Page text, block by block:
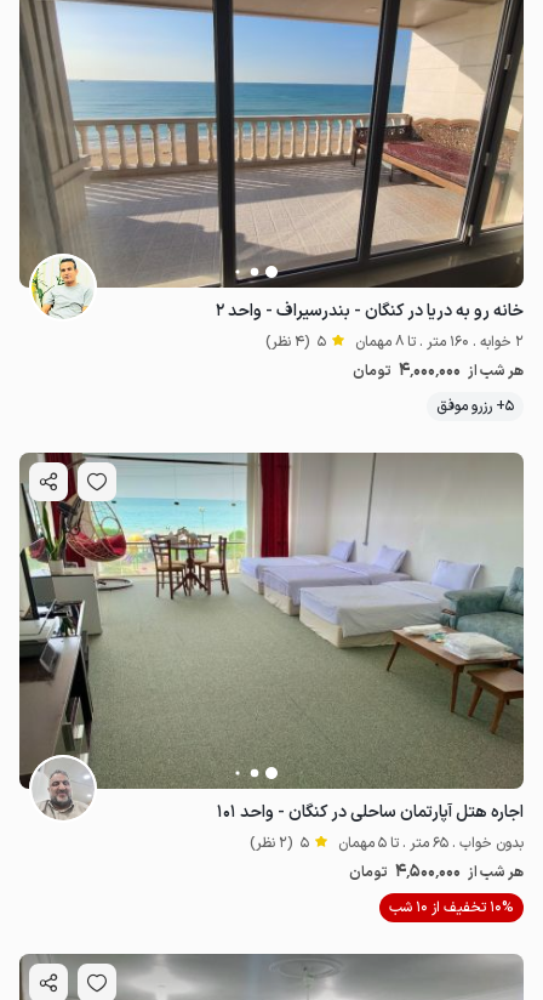
خانه رو به دریا در کنگان - بندرسیراف - واحد ۲
2 خوابه . 160 متر . تا 8 مهمان 5 (4 نظر)
هر شب از 4٬000٬000 تومان
5+ رزرو موفق
اجاره هتل آپارتمان ساحلی در کنگان - واحد ۱۰۱
بدون خواب . 65 متر . تا 5 مهمان 5 (2 نظر)
هر شب از 4٬500٬000 تومان
10% تخفیف از 10 شب